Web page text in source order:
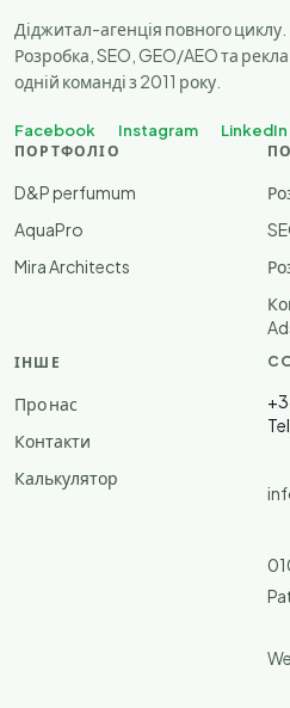
Діджитал-агенція повного циклу.
Розробка, SEO, GEO/AEO та
одній команді з 2011 року.
Facebook Instagram LinkedIn
ПОРТФОЛІО
D&P perfumum
AquaPro
Mira Architects
ІНШЕ
Про нас
Контакти
Калькулятор